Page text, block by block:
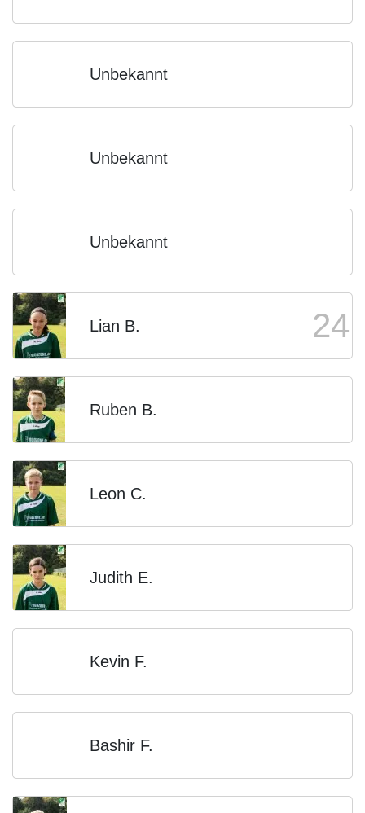
Unbekannt
Unbekannt
Unbekannt
Lian B. 24
Ruben B.
Leon C.
Judith E.
Kevin F.
Bashir F.